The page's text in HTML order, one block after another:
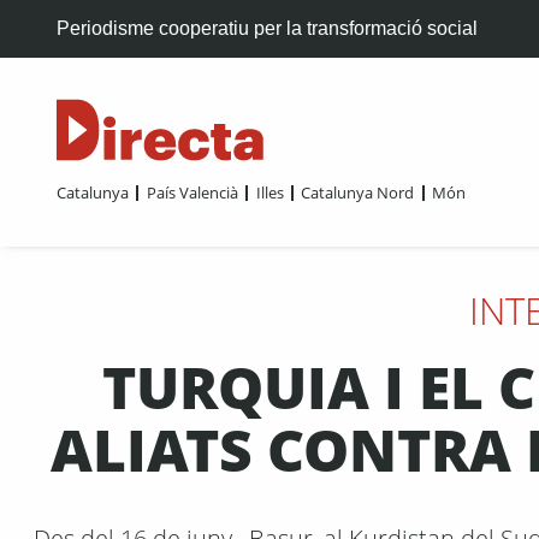
Periodisme cooperatiu per la transformació social
Catalunya País Valencià Illes Catalunya Nord Món
TURQUIA I EL
ALIATS